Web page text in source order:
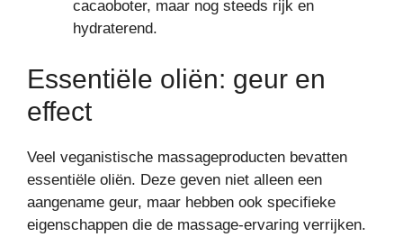
cacaoboter, maar nog steeds rijk en
hydraterend.
Essentiële oliën: geur en
effect
Veel veganistische massageproducten bevatten
essentiële oliën. Deze geven niet alleen een
aangename geur, maar hebben ook specifieke
eigenschappen die de massage-ervaring verrijken.